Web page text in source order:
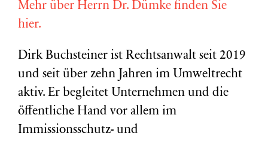
Mehr über Herrn Dr. Dümke finden Sie
hier.
Dirk Buchsteiner ist Rechtsanwalt seit 2019
und seit über zehn Jahren im Umweltrecht
aktiv. Er begleitet Unternehmen und die
öffentliche Hand vor allem im
Immissionsschutz- und